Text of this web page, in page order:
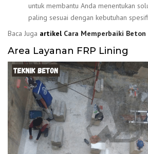
untuk membantu Anda menentukan
paling sesuai dengan kebutuhan
Baca Juga artikel Cara Memperbaiki Beton
Area Layanan FRP Lining